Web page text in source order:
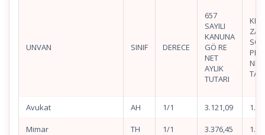
UNVAN SINIF DERECE
657
SAYILI
KANUNA
GÖ RE
NET
AYLIK
TUTARI
NET
Avukat AH 1/1 3.121,09
Mimar TH 1/1 3.376,45